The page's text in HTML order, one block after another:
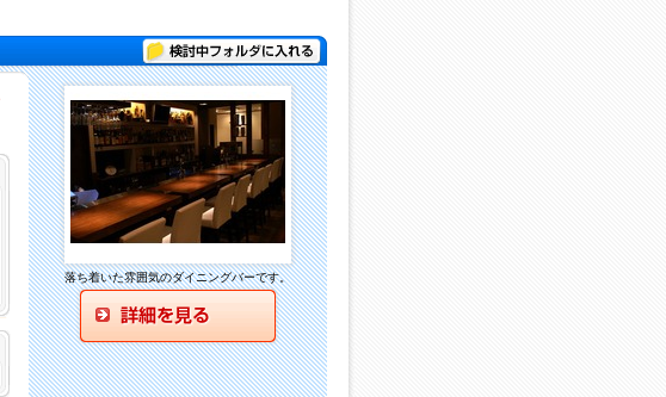
検討中フォルダに入れる
落ち着いた雰囲気のダイニングバーです。